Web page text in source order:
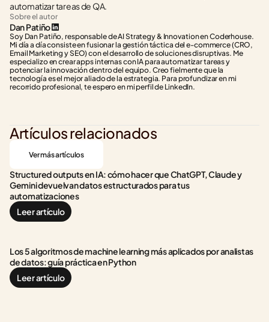
automatizar tareas de QA.
Sobre el autor
Dan Patiño
Soy Dan Patiño, responsable de AI Strategy & Innovation en Coderhouse.
Mi día a día consiste en fusionar la gestión táctica del e-commerce (CRO,
Email Marketing y SEO) con el desarrollo de soluciones disruptivas. Me
especializo en crear apps internas con IA para automatizar tareas y
potenciar la innovación dentro del equipo. Creo fielmente que la
tecnología es el mejor aliado de la estrategia. Para profundizar en mi
recorrido profesional, te espero en mi perfil de LinkedIn.
Artículos relacionados
Ver más artículos
Structured outputs en IA: cómo hacer que ChatGPT, Claude y
Gemini devuelvan datos estructurados para tus
automatizaciones
Leer artículo
Los 5 algoritmos de machine learning más aplicados por analistas
de datos: guía práctica en Python
Leer artículo